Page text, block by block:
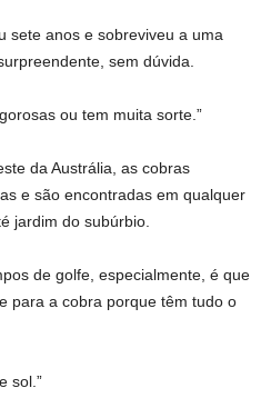
sete anos e sobreviveu a uma
sem dúvida.
ou tem muita sorte.”
da Austrália, as cobras
e são encontradas em qualquer
jardim do subúrbio.
de golfe, especialmente, é que
para a cobra porque têm tudo o
sol.”